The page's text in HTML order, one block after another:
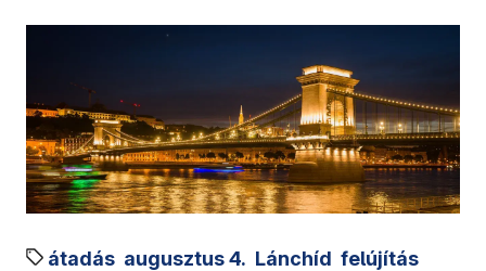
átadás augusztus 4. Lánchíd felújítás